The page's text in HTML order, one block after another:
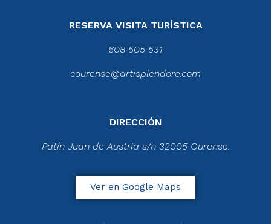
RESERVA VISITA TURÍSTICA
608 505 531
courense@artisplendore.com
DIRECCIÓN
Patín Juan de Austria s/n 32005 Ourense.
Ver en Google Maps